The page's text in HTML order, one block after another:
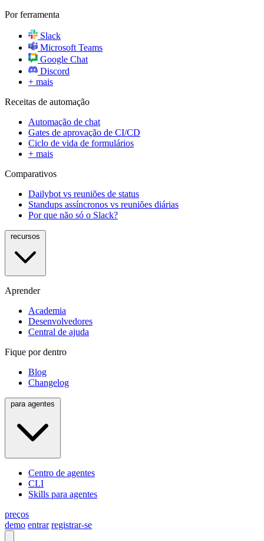
Por ferramenta
Slack
Microsoft Teams
Google Chat
Discord
+ mais
Receitas de automação
Automação de chat
Gates de aprovação de CI/CD
Ciclo de vida de formulários
+ mais
Comparativos
Dailybot vs reuniões de status
Standups assíncronos vs reuniões diárias
Por que não só o Slack?
Aprender
Academia
Desenvolvedores
Central de ajuda
Fique por dentro
Blog
Changelog
Centro de agentes
CLI
Skills para agentes
preços
demo entrar registrar-se